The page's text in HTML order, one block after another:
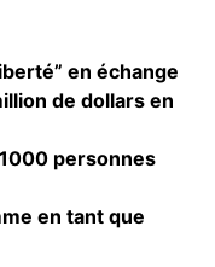
en échange
de dollars en
personnes
en tant que